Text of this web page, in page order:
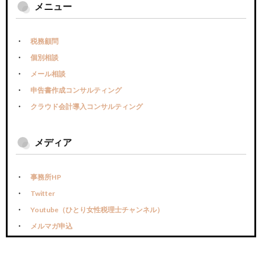
メニュー
税務顧問
個別相談
メール相談
申告書作成コンサルティング
クラウド会計導入コンサルティング
メディア
事務所HP
Twitter
Youtube（ひとり女性税理士チャンネル）
メルマガ申込